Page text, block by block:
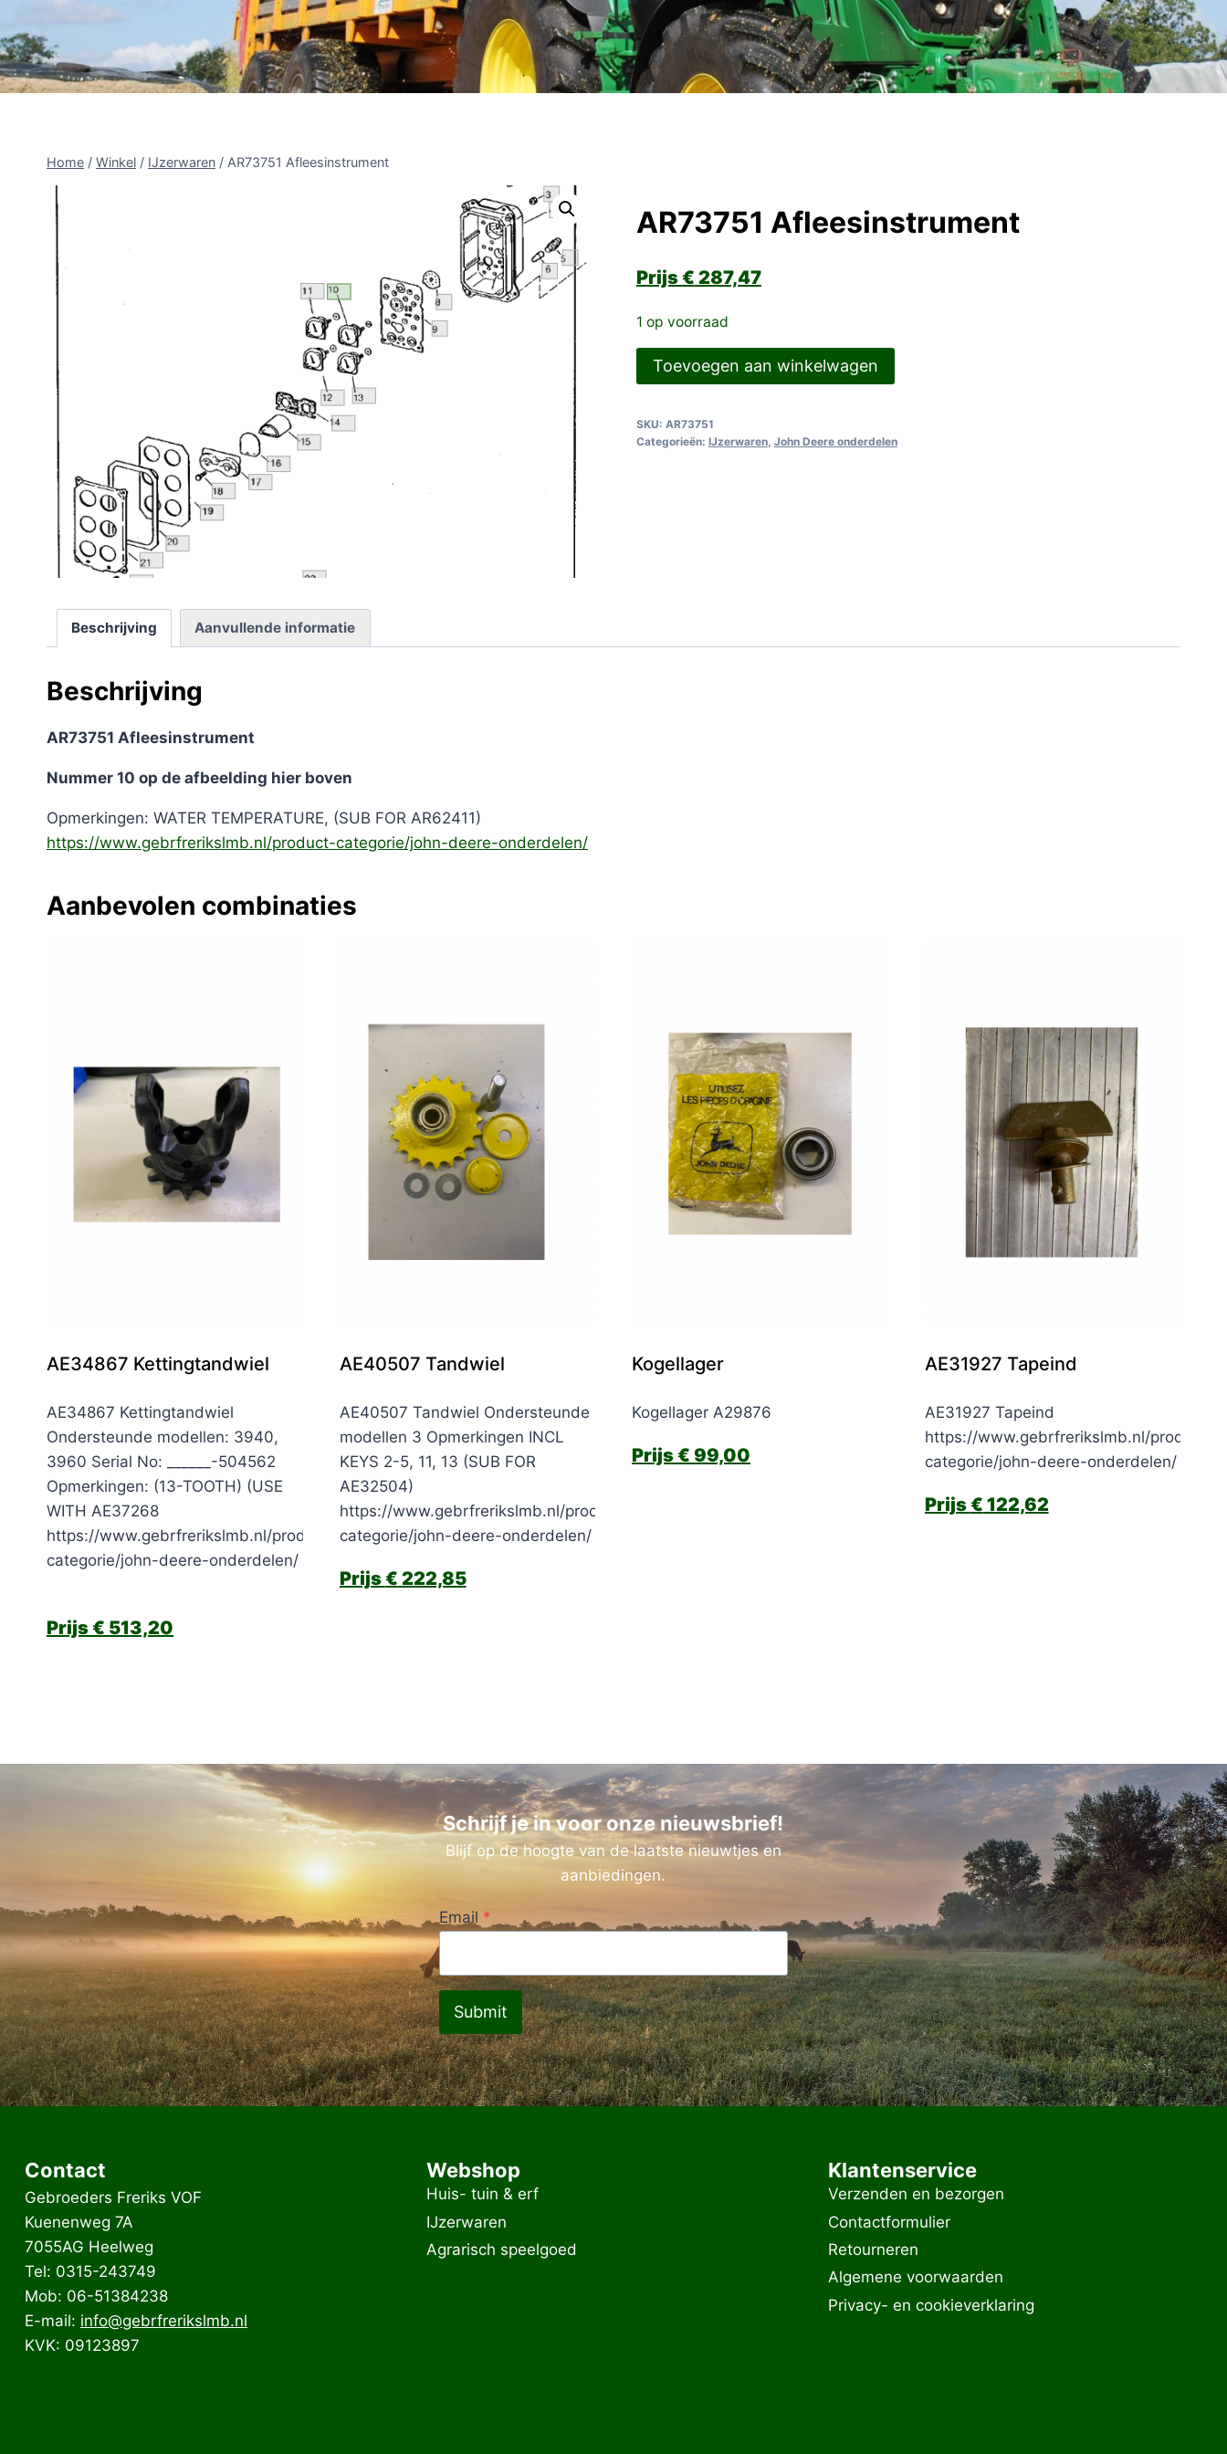
Home / Winkel / IJzerwaren / AR73751 Afleesinstrument
AR73751 Afleesinstrument
€ 287,47
1 op voorraad
AR73751
Afleesinstrument
Toevoegen aan winkelwagen
SKU: AR73751
Categorieën: IJzerwaren, John Deere onderdelen
Beschrijving Aanvullende informatie
Beschrijving
AR73751 Afleesinstrument
Nummer 10 op de afbeelding hier boven
Opmerkingen: WATER TEMPERATURE, (SUB FOR AR62411)
https://www.gebrfrerikslmb.nl/product-categorie/john-deere-onderdelen/
Aanbevolen combinaties
AE34867 Kettingtandwiel
AE34867 Kettingtandwiel
Ondersteunde modellen: 3940,
3960 Serial No: ______-504562
Opmerkingen: (13-TOOTH) (USE
WITH AE37268
https://www.gebrfrerikslmb.nl/product-
categorie/john-deere-onderdelen/
€ 513,20
AE40507 Tandwiel
AE40507 Tandwiel Ondersteunde
modellen 3 Opmerkingen INCL
KEYS 2-5, 11, 13 (SUB FOR
AE32504)
https://www.gebrfrerikslmb.nl/product-
categorie/john-deere-onderdelen/
€ 222,85
Kogellager
Kogellager A29876
€ 99,00
AE31927 Tapeind
AE31927 Tapeind
https://www.gebrfrerikslmb.nl/product-
categorie/john-deere-onderdelen/
€ 122,62
Schrijf je in voor onze nieuwsbrief!
Blijf op de hoogte van de laatste nieuwtjes en
aanbiedingen.
Email *
Submit
Contact
Gebroeders Freriks VOF
Kuenenweg 7A
7055AG Heelweg
Tel: 0315-243749
Mob: 06-51384238
E-mail: info@gebrfrerikslmb.nl
KVK: 09123897
Webshop
Huis- tuin & erf
IJzerwaren
Agrarisch speelgoed
Klantenservice
Verzenden en bezorgen
Contactformulier
Retourneren
Algemene voorwaarden
Privacy- en cookieverklaring